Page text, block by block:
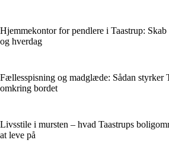
Hjemmekontor for pendlere i Taastrup: Skab
og hverdag
Fællesspisning og madglæde: Sådan styrker
omkring bordet
Livsstile i mursten – hvad Taastrups
at leve på